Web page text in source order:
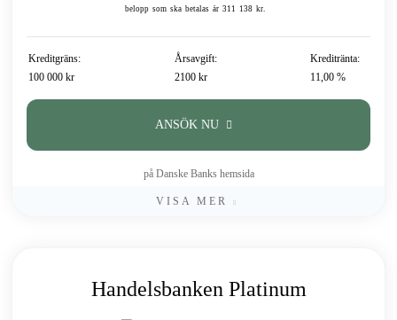
belopp som ska betalas är 311 138 kr.
Kreditgräns:
100 000 kr
Årsavgift:
2100 kr
Kreditränta:
11,00 %
ANSÖK NU
på Danske Banks hemsida
VISA MER
Handelsbanken Platinum